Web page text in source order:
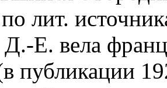
по лит.
Д.-Е. вела
публикации